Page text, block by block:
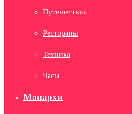
Путешествия
Рестораны
Техника
Часы
Монархи